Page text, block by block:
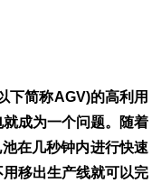
下简称AGV)的高利用
成为一个问题。随着
在几秒钟内进行快速
移出生产线就可以完